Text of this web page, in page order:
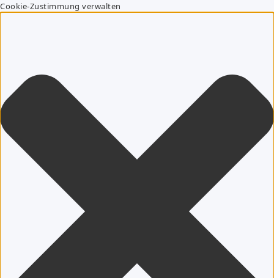
Cookie-Zustimmung verwalten